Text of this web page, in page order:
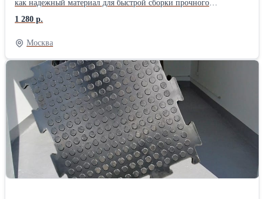
как надежный материал для быстрой сборки прочного
напольного покрытия в сетевом магазине, в торговом зале, зоне
выгрузки товаров, кафе, транспортных коридорах, складских,
производственных и фасовочных помещениях. Плитка УНИПОЛ
устойчива к движению тележек, шпилек и большого количества
покупателей. Покрытие частично поглощает шум и не скользит.
Плитка устойчива к воздействию соли, масел, дорожных
реагентов. Покрытие не дает искры от контакта с
металлическими предметами! Плитка легко собирается на любой
достаточно ровной поверхности, рекомендована сборка пола с
ОБЯЗАТЕЛЬНОЙ фиксацией на клей. Тип замка – ЕВРО Т-
ласточкин хвост, Размер плиты – 500х500х3 мм, Жесткость – 87-
92 Sh A., Удлинение до разрыва – 200%. Доставка во все
регионы России, транспортными компаниями.
1 280 р.
Москва